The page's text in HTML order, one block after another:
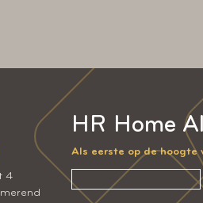
4
HR Home
Als eerste op de hoogte